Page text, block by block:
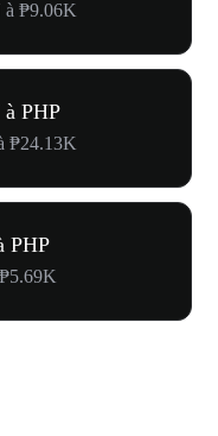
à ₱9.06K
PHP
₱24.13K
PHP